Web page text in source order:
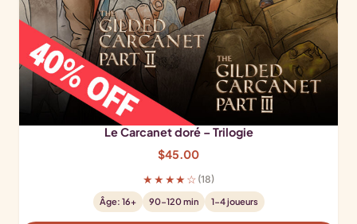
Le Carcanet doré – Trilogie
$45.00
★★★★☆ (18)
Âge: 16+ 90-120 min 1-4 joueurs